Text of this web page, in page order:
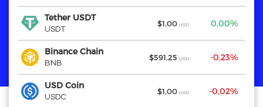
Tether USDT
USDT
$1,00 USD 0,00%
Binance Chain
BNB
$591,25 USD -0,23%
USD Coin
USDC
$1,00 USD -0,02%
Tether USDT
USDT
Binance Chain
BNB
USD Coin
USDC